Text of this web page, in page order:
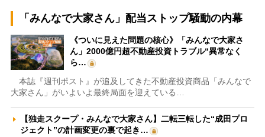
「みんなで大家さん」配当ストップ騒動の内幕
《ついに見えた問題の核心》「みんなで大家さ
ん」2000億円超不動産投資トラブル“異常なく
ら…
本誌『週刊ポスト』が追及してきた不動産投資商品「みんなで
大家さん」がいよいよ最終局面を迎えている…
【独走スクープ・みんなで大家さん】二転三転した“成田プロ
ジェクト”の計画変更の裏で起き…